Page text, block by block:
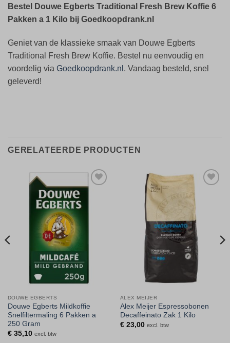
Bestel Douwe Egberts Traditional Fresh Brew Koffie 6
Pakken a 1 Kilo bij Goedkoopdrank.nl
Geniet van de klassieke smaak van Douwe Egberts
Traditional Fresh Brew Koffie. Bestel nu eenvoudig en
voordelig via Goedkoopdrank.nl . Vandaag besteld, snel
geleverd!
GERELATEERDE PRODUCTEN
Toevoegen
verlanglijst
DOUWE EGBERTS
Douwe Egberts Mildkoffie
Snelfiltermaling 6 Pakken a
250 Gram
€35,10 excl. btw
verlanglijst
ALEX MEIJER
Alex Meijer Espressobonen
Decaffeinato Zak 1 Kilo
€23,00 excl. btw